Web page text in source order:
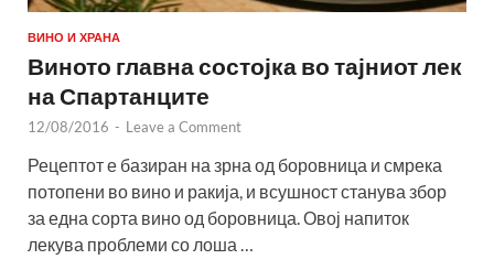
ВИНО И ХРАНА
Виното главна состојка во тајниот лек
на Спартанците
12/08/2016 - Leave a Comment
Рецептот е базиран на зрна од боровница и смрека
потопени во вино и ракија, и всушност станува збор
за една сорта вино од боровница. Овој напиток
лекува проблеми со лоша …